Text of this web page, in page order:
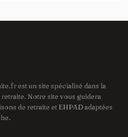
est un site spécialisé dans la
Notre site vous guidera
de retraite et EHPAD adaptées